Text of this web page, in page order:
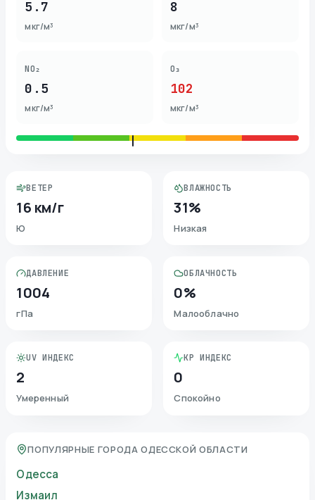
5.7
мкг/м³
8
мкг/м³
NO₂
0.5
мкг/м³
O₃
102
мкг/м³
ВЕТЕР
16 км/г
Ю
ВЛАЖНОСТЬ
31%
Низкая
ДАВЛЕНИЕ
1004
гПа
ОБЛАЧНОСТЬ
0%
Малооблачно
UV ИНДЕКС
2
Умеренный
KP ИНДЕКС
0
Спокойно
ПОПУЛЯРНЫЕ ГОРОДА ОДЕССКОЙ ОБЛАСТИ
Одесса
Измаил